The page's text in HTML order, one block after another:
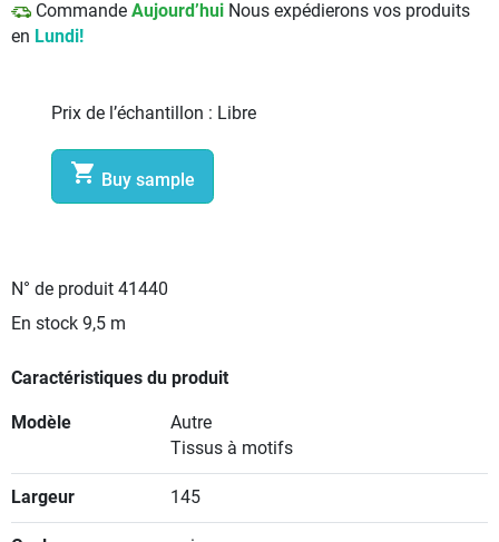
Commande Aujourd’hui Nous expédierons vos produits
en Lundi!
Prix de l’échantillon : Libre
 Buy sample
N° de produit 41440
En stock 9,5 m
Caractéristiques du produit
Modèle
Autre
Tissus à motifs
Largeur 145